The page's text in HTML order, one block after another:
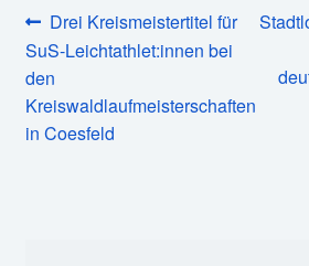
Vorheriger
Beitrag:
Drei Kreismeistertitel für
SuS-Leichtathlet:innen bei
den
Kreiswaldlaufmeisterschaften
in Coesfeld